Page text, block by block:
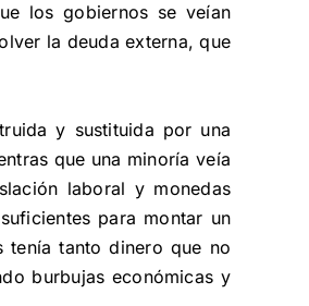
los gobiernos se veían
la deuda externa, que
y sustituida por una
que una minoría veía
laboral y monedas
para montar un
tenía tanto dinero que no
burbujas económicas y